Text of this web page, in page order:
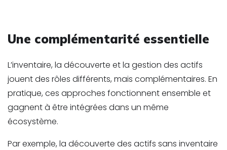
Une complémentarité essentielle
L’inventaire, la découverte et la gestion des actifs
jouent des rôles différents, mais complémentaires. En
pratique, ces approches fonctionnent ensemble et
gagnent à être intégrées dans un même
écosystème.
Par exemple, la découverte des actifs sans inventaire